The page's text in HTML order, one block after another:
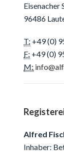
Eisenacher
96486
T: +49 (0)
F: +49 (0)
M:
Alfred
Inhaber: